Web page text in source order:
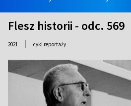
Flesz historii - odc. 569
2021 | cykl reportaży